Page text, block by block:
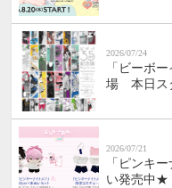
2026/07/24
「ビーボ
場 本日ス
2026/07/21
「ピンキ
い発売中★